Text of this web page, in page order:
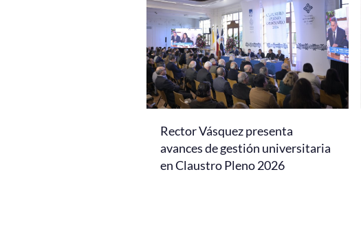
Rector Vásquez presenta
avances de gestión universitaria
en Claustro Pleno 2026